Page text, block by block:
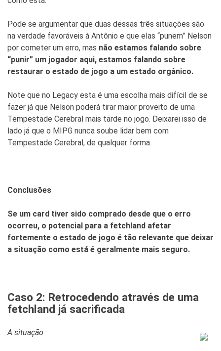
Pode se argumentar que duas dessas três situações são
na verdade favoráveis à Antônio e que elas “punem” Nelson
por cometer um erro, mas não estamos falando sobre
“punir” um jogador aqui, estamos falando sobre
restaurar o estado de jogo a um estado orgânico.
Note que no Legacy esta é uma escolha mais difícil de se
fazer já que Nelson poderá tirar maior proveito de uma
Tempestade Cerebral mais tarde no jogo. Deixarei isso de
lado já que o MIPG nunca soube lidar bem com
Tempestade Cerebral, de qualquer forma.
Conclusões
Se um card tiver sido comprado desde que o erro
ocorreu, o potencial para a fetchland afetar
fortemente o estado de jogo é tão relevante que deixar
a situação como está é geralmente mais seguro.
Caso 2: Retrocedendo através de uma
fetchland já sacrificada
A situação